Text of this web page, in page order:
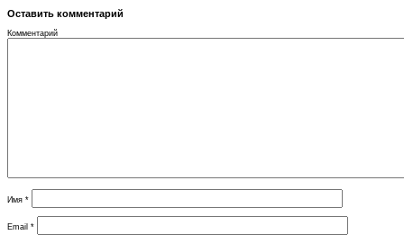
Оставить комментарий
Комментарий
Имя *
Email *